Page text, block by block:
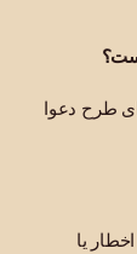
طرح دعوا
یا